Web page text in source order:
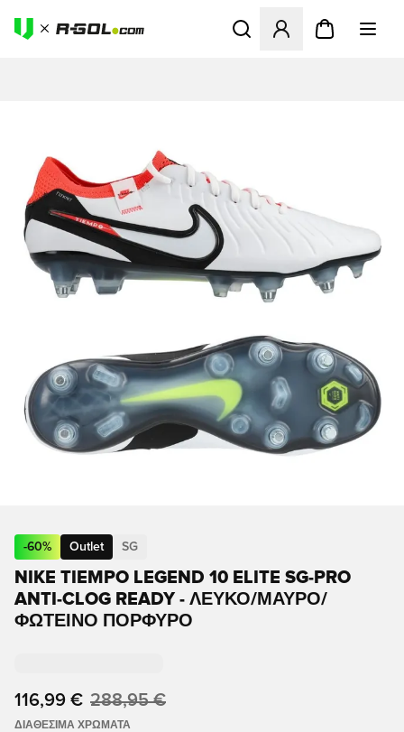
Ανοίγει ένα Modal για να
-60% Outlet SG
NIKE TIEMPO LEGEND 10 ELITE SG-PRO
ANTI-CLOG READY - ΛΕΥΚΌ/ΜΑΎΡΟ/
ΦΩΤΕΙΝΌ ΠΟΡΦΥΡΌ
116,99 € 288,95 €
ΔΙΑΘΈΣΙΜΑ ΧΡΏΜΑΤΑ